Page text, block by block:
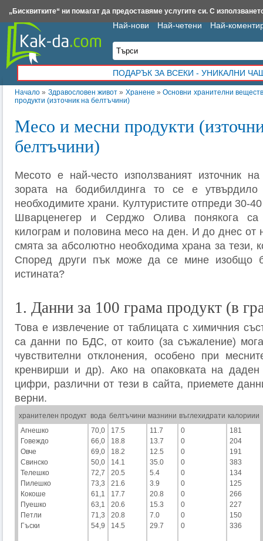
Начало » Здравословен живот » Хранене »Основни хранителни
продукти (източник на белтъчини)
Месо и месни продукти
белтъчини)
Месото е най-често използваният източник
зората на бодибилдинга то се е
необходимите храни. Културистите отпреди 30-
Шварценегер и Серджо Олива понякога
килограм и половина месо на ден. И до днес от
смята за абсолютно необходима храна за тези,
Според други пък може да се мине изобщо
истината?
1. Данни за 100 грама продукт (в
Това е извлечение от таблицата с химичния
са данни по БДС, от които (за съжаление)
чувствителни отклонения, особено при
кренвирши и др). Ако на опаковката на даден
цифри, различни от тези в сайта, приемете
верни.
хранителен продукт вода белтъчини мазнини въглехидрати калориии
Агнешко
Говеждо
Овче
Свинско
Телешко
Пилешко
Кокоше
Пуешко
Петли
Гъски
70,0
66,0
69,0
50,0
72,7
73,3
61,1
63,1
71,3
54,9
17.5
18.8
18.2
14.1
20.5
21.6
17.7
20.6
20.8
14.5
11.7
13.7
12.5
35.0
5.4
3.9
20.8
15.3
7.0
29.7
0
0
0
0
0
0
0
0
0
0
181
204
191
383
134
125
266
227
150
336
Най-нови Най-четени Най-
ПОДАРЪК ЗА ВСЕКИ - УНИКАЛНИ
Insert.bg Framar.bg Kak-da.com Iztochnik.com BauBau.bg NewAge.bg
„Бисквитките“ ни помагат да предоставяме услугите си. С